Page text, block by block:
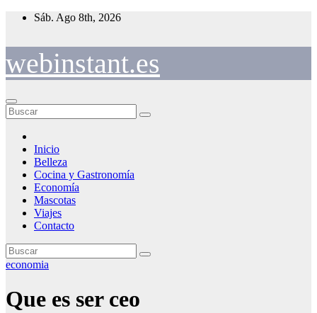
Saltar
Sáb. Ago 8th, 2026
webinstant.es
Inicio
Belleza
Cocina y Gastronomía
Economía
Mascotas
Viajes
Contacto
economia
Que es ser ceo